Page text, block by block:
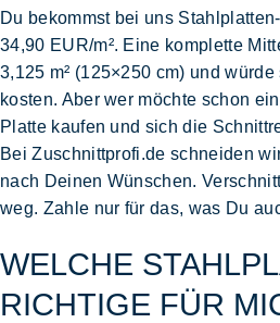
Du bekommst bei uns
34,90 EUR/m². Eine komplette
3,125 m² (125×250 cm) und
kosten. Aber wer möchte schon
Plattekaufen und sich die
BeiZuschnittprofi.de schneiden
nach Deinen Wünschen.
weg. Zahle nur für das, was Du
WELCHE
RICHTIGE FÜR